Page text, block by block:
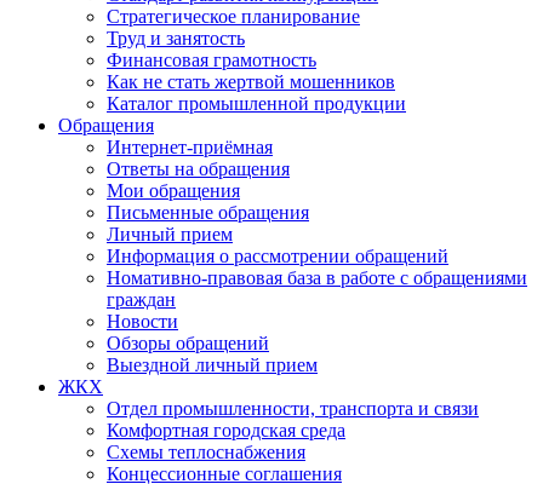
Стратегическое планирование
Труд и занятость
Финансовая грамотность
Как не стать жертвой мошенников
Каталог промышленной продукции
Обращения
Интернет-приёмная
Ответы на обращения
Мои обращения
Письменные обращения
Личный прием
Информация о рассмотрении обращений
Номативно-правовая база в работе с обращениями
граждан
Новости
Обзоры обращений
Выездной личный прием
ЖКХ
Отдел промышленности, транспорта и связи
Комфортная городская среда
Схемы теплоснабжения
Концессионные соглашения